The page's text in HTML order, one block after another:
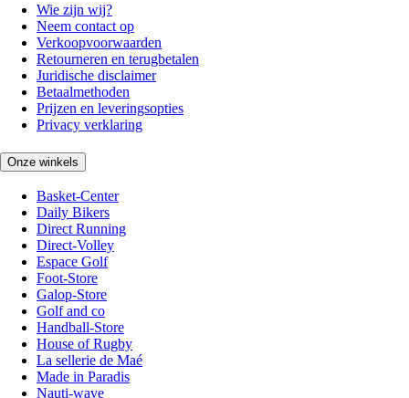
Wie zijn wij?
Neem contact op
Verkoopvoorwaarden
Retourneren en terugbetalen
Juridische disclaimer
Betaalmethoden
Prijzen en leveringsopties
Privacy verklaring
Onze winkels
Basket-Center
Daily Bikers
Direct Running
Direct-Volley
Espace Golf
Foot-Store
Galop-Store
Golf and co
Handball-Store
House of Rugby
La sellerie de Maé
Made in Paradis
Nauti-wave